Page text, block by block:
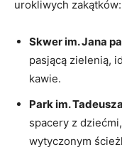
urokliwych zakątków:
Skwer im. Jana
pasjącą zielenią,
kawie.
Park im.
spacery z
wytyczonym